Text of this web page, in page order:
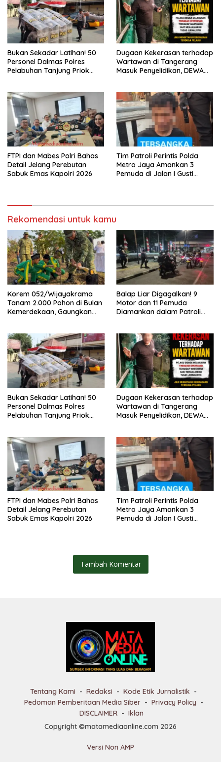
Bukan Sekadar Latihan! 50
Personel Dalmas Polres
Pelabuhan Tanjung Priok
Dugaan Kekerasan terhadap
Wartawan di Tangerang
Masuk Penyelidikan, DEWA
FTPI dan Mabes Polri Bahas
Detail Jelang Perebutan
Sabuk Emas Kapolri 2026
Tim Patroli Perintis Polda
Metro Jaya Amankan 3
Pemuda di Jalan I Gusti
Rekomendasi untuk kamu
Korem 052/Wijayakrama
Tanam 2.000 Pohon di Bulan
Kemerdekaan, Gaungkan
Balap Liar Digagalkan! 9
Motor dan 11 Pemuda
Diamankan dalam Patroli
Bukan Sekadar Latihan! 50
Personel Dalmas Polres
Pelabuhan Tanjung Priok
Dugaan Kekerasan terhadap
Wartawan di Tangerang
Masuk Penyelidikan, DEWA
FTPI dan Mabes Polri Bahas
Detail Jelang Perebutan
Sabuk Emas Kapolri 2026
Tim Patroli Perintis Polda
Metro Jaya Amankan 3
Pemuda di Jalan I Gusti
Tambah Komentar
Tentang Kami Redaksi
Kode Etik Jurnalistik
Pedoman Pemberitaan Media Siber
Privacy Policy
DISCLAIMER
Iklan
Copyright ©matamediaonline.com 2026
Versi Non AMP